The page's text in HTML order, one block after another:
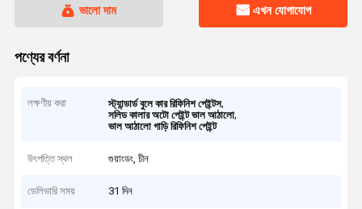
ভালো দাম এখন যোগাযোগ
পণ্যের বর্ণনা
লক্ষণীয় করা স্ট্যান্ডার্ড বুলে কার রিফিনিশ পেইন্টস,
সলিড কালার অটো পেইন্ট ভাল আঠালো,
ভাল আঠালো গাড়ি রিফিনিশ পেইন্ট
উৎপত্তি স্থল গুয়াংডং, চীন
ডেলিভারি সময় 31 দিন